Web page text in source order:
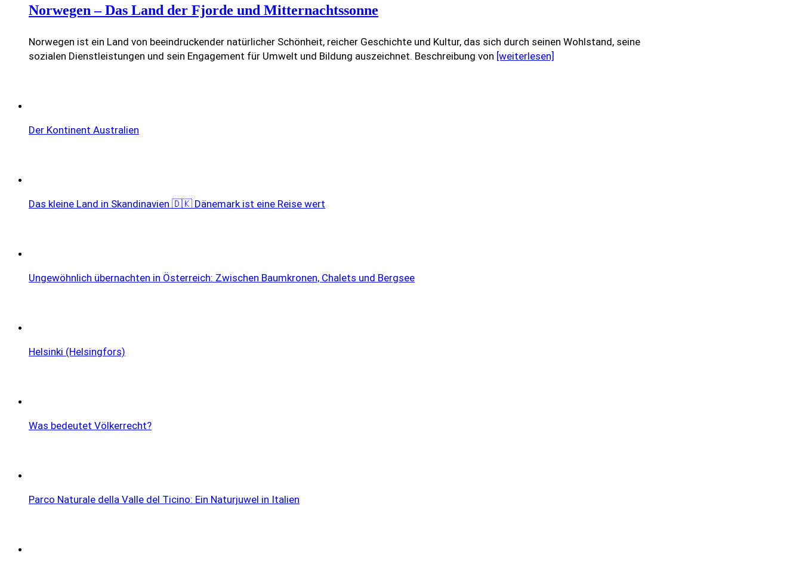
Norwegen – Das Land der Fjorde und Mitternachtssonne
Norwegen ist ein Land von beeindruckender natürlicher Schönheit, reicher Geschichte und Kultur, das sich durch seinen Wohlstand, seine
sozialen Dienstleistungen und sein Engagement für Umwelt und Bildung auszeichnet. Beschreibung von [weiterlesen]
Der Kontinent Australien
Das kleine Land in Skandinavien 🇩🇰 Dänemark ist eine Reise wert
Ungewöhnlich übernachten in Österreich: Zwischen Baumkronen, Chalets und Bergsee
Helsinki (Helsingfors)
Was bedeutet Völkerrecht?
Parco Naturale della Valle del Ticino: Ein Naturjuwel in Italien